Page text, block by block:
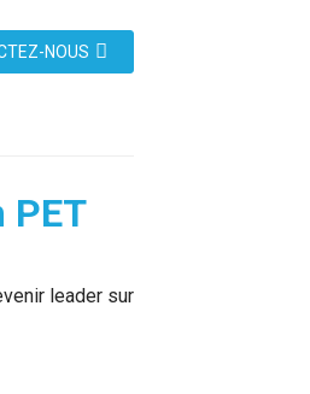
NOUS
PET
leader sur